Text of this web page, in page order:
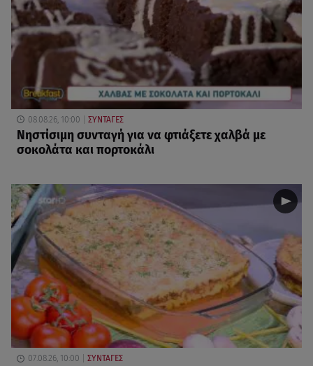
08.08.26, 10:00 ΣΥΝΤΑΓΕΣ
Νηστίσιμη συνταγή για να φτιάξετε χαλβά με
σοκολάτα και πορτοκάλι
07.08.26, 10:00 ΣΥΝΤΑΓΕΣ